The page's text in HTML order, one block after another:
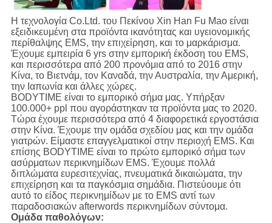
Η τεχνολογία Co.Ltd. του Πεκίνου Xin Han Fu Mao είναι
εξειδικευμένη στα προϊόντα ικανότητας και υγειονομικής
περίθαλψης EMS, την επιχείρηση, και το μαρκάρισμα.
Έχουμε εμπειρία 6 yrs στην εμπορική έκδοση του EMS,
και περισσότερα από 200 προνόμια από το 2016 στην
Κίνα, το Βιετνάμ, τον Καναδά, την Αυστραλία, την Αμερική,
την Ιαπωνία και άλλες χώρες.
BODYTIME είναι το εμπορικό σήμα μας. Υπήρξαν
100.000+ ppl που αγοράστηκαν τα προϊόντα μας το 2020.
Τώρα έχουμε περισσότερα από 4 διαφορετικά εργοστάσια
στην Κίνα. Έχουμε την ομάδα σχεδίου μας και την ομάδα
γιατρών. Είμαστε επαγγελματικοί στην περιοχή EMS. Και
επίσης BODYTIME είναι το πρώτο εμπορικό σήμα των
ασύρματων περικνημίδων EMS. Έχουμε πολλά
διπλώματα ευρεσιτεχνίας, πνευματικά δικαιώματα, την
επιχείρηση και τα παγκόσμια σημάδια. Πιστεύουμε ότι
αυτό το είδος περικνημίδων με το EMS αντί των
παραδοσιακών afterwords περικνημίδων σύντομα.
Ομάδα παθολόγων: